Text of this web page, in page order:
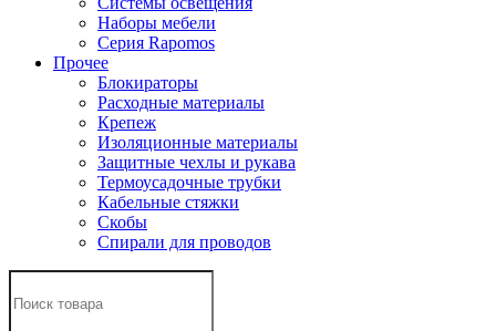
Наборы мебели
Серия Rapomos
Прочее
Блокираторы
Расходные материалы
Крепеж
Изоляционные материалы
Защитные чехлы и рукава
Термоусадочные трубки
Кабельные стяжки
Скобы
Спирали для проводов